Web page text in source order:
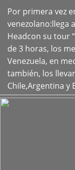
Por primera vez
venezolano:llega
Headcon su tour
de 3 horas, los
Venezuela, en
también, los
Chile,Argentina y